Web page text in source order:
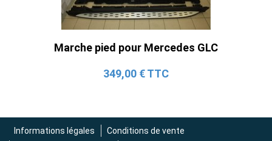
2 690,00 € TTC
Marche pied pour Mercedes GLC
349,00 € TTC
Informations légales
Conditions de vente